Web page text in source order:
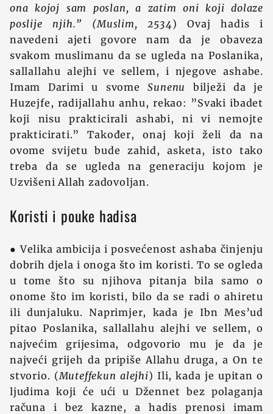
ona kojoj sam poslan, a zatim oni koji dolaze
poslije njih.” (Muslim, 2534) Ovaj hadis i
navedeni ajeti govore nam da je obaveza
svakom muslimanu da se ugleda na Poslanika,
sallallahu alejhi ve sellem, i njegove ashabe.
Imam Darimi u svomeSunenu
bilježi da je
Huzejfe, radijallahu anhu, rekao: ”Svaki ibadet
koji nisu prakticirali ashabi, ni vi nemojte
prakticirati.” Također, onaj koji želi da na
ovome svijetu bude zahid, asketa, isto tako
treba da se ugleda na generaciju kojom je
Uzvišeni Allah zadovoljan.
Koristi i pouke hadisa
● Velika ambicija i posvećenost ashaba činjenju
dobrih djela i onoga što im koristi. To se ogleda
u tome što su njihova pitanja bila samo o
onome što im koristi, bilo da se radi o ahiretu
ili dunjaluku. Naprimjer, kada je Ibn Mes’ud
pitao Poslanika, sallallahu alejhi ve sellem, o
najvećim grijesima, odgovorio mu je da je
najveći grijeh da pripiše Allahu druga, a On te
stvorio. (Muteffekun alejhi) Ili, kada je upitan o
ljudima koji će ući u Džennet bez polaganja
računa i bez kazne, a hadis prenosi imam